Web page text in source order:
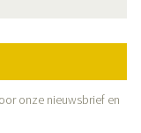
onze nieuwsbrief en